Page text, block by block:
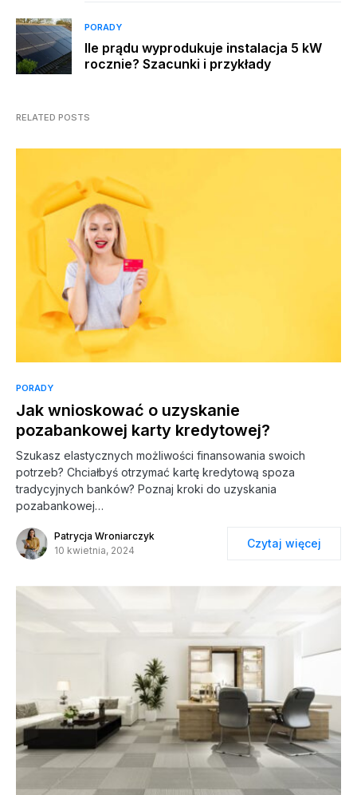
PORADY
Ile prądu wyprodukuje instalacja 5 kW
rocznie? Szacunki i przykłady
RELATED POSTS
PORADY
Jak wnioskować o uzyskanie
pozabankowej karty kredytowej?
Szukasz elastycznych możliwości finansowania swoich
potrzeb? Chciałbyś otrzymać kartę kredytową spoza
tradycyjnych banków? Poznaj kroki do uzyskania
pozabankowej…
Patrycja Wroniarczyk
10 kwietnia, 2024
Czytaj więcej